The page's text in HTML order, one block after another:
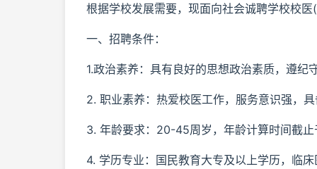
根据学校发展需要，现面向社会诚聘学校校
一、招聘条件：
1.政治素养：具有良好的思想政治素质，遵纪
2. 职业素养：热爱校医工作，服务意识强，
3. 年龄要求：20-45周岁，年龄计算时间截止
4. 学历专业：国民教育大专及以上学历，临